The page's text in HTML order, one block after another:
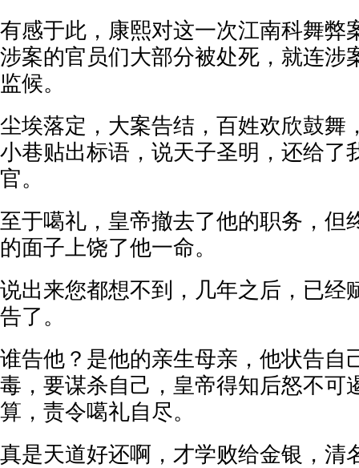
有感于此，康熙对这一次江南科舞弊
涉案的官员们大部分被处死，就连涉
监候。
尘埃落定，大案告结，百姓欢欣鼓舞
小巷贴出标语，说天子圣明，还给了
官。
至于噶礼，皇帝撤去了他的职务，但
的面子上饶了他一命。
说出来您都想不到，几年之后，已经
告了。
谁告他？是他的亲生母亲，他状告自
毒，要谋杀自己，皇帝得知后怒不可
算，责令噶礼自尽。
真是天道好还啊，才学败给金银，清